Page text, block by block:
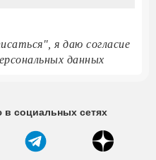
я даю согласие
данных
в социальных сетях